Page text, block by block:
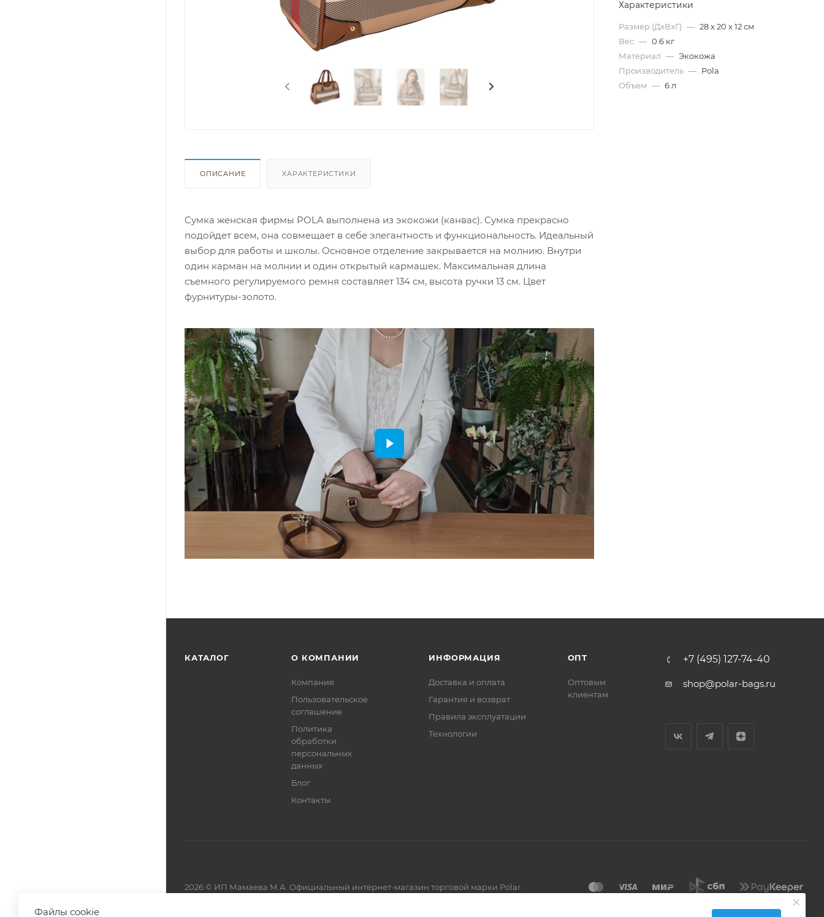
ОПИСАНИЕ ХАРАКТЕРИСТИКИ
Сумка женская фирмы POLA выполнена из экокожи (канвас). Сумка прекрасно
подойдет всем, она совмещает в себе элегантность и функциональность. Идеальный
выбор для работы и школы. Основное отделение закрывается на молнию. Внутри
один карман на молнии и один открытый кармашек. Максимальная длина
съемного регулируемого ремня составляет 134 см, высота ручки 13 см. Цвет
фурнитуры-золото.
Характеристики
Размер (ДхВхГ) — 28 х 20 х 12 см
Вес — 0.6 кг
Материал — Экокожа
Производитель — Pola
Объем — 6 л
КАТАЛОГ О КОМПАНИИ
Компания
Пользовательское
соглашение
Политика
обработки
персональных
данных
Блог
Контакты
ИНФОРМАЦИЯ
Доставка и оплата
Гарантия и возврат
Правила эксплуатации
Технологии
ОПТ
Оптовым
клиентам
+7 (495) 127-74-40
shop@polar-bags.ru
2026 © ИП Мамаева М.А. Официальный интернет-магазин торговой марки Polar.
Файлы cookie